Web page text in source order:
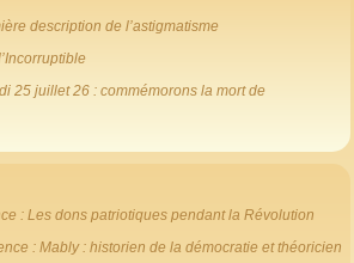
description de l’astigmatisme
25 juillet 26 : commémorons la mort de
: Les dons patriotiques pendant la Révolution
: Mably : historien de la démocratie et théoricien